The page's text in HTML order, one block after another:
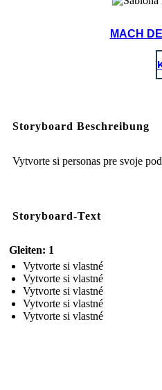
MACH
Storyboard Beschreibung
Vytvorte si personas pre svoje
Storyboard-Text
Gleiten: 1
Vytvorte si vlastné
Vytvorte si vlastné
Vytvorte si vlastné
Vytvorte si vlastné
Vytvorte si vlastné